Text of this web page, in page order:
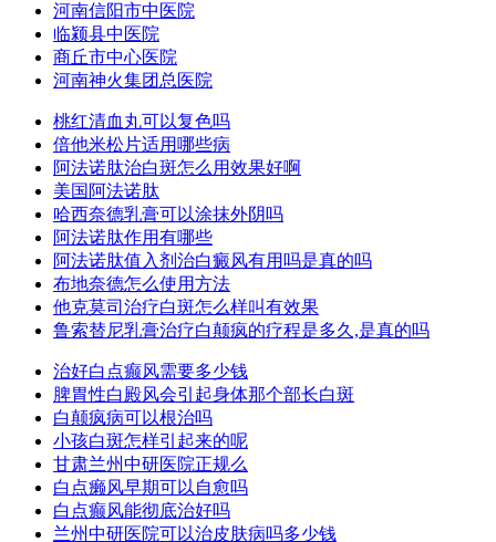
河南信阳市中医院
临颍县中医院
商丘市中心医院
河南神火集团总医院
桃红清血丸可以复色吗
倍他米松片适用哪些病
阿法诺肽治白斑怎么用效果好啊
美国阿法诺肽
哈西奈德乳膏可以涂抹外阴吗
阿法诺肽作用有哪些
阿法诺肽值入剂治白癜风有用吗是真的吗
布地奈德怎么使用方法
他克莫司治疗白斑怎么样叫有效果
鲁索替尼乳膏治疗白颠疯的疗程是多久,是真的吗
治好白点癫风需要多少钱
脾胃性白殿风会引起身体那个部长白斑
白颠疯病可以根治吗
小孩白斑怎样引起来的呢
甘肃兰州中研医院正规么
白点癞风早期可以自愈吗
白点癫风能彻底治好吗
兰州中研医院可以治皮肤病吗多少钱